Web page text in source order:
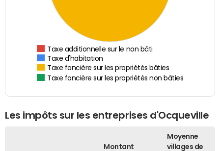
Taxe additionnelle sur le non bâti
Taxe d'habitation
Taxe foncière sur les propriétés bâties
Taxe foncière sur les propriétés non bâties
Les impôts sur les entreprises d'Ocqueville
Montant
Moyenne
villages de